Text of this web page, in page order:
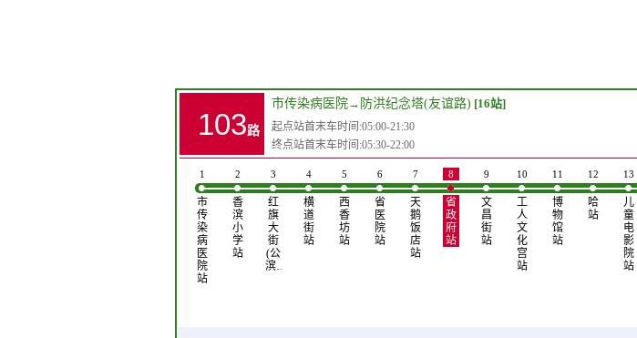
103路
市传染病医院→ 防洪纪念塔(友谊路) [16站]
起点站首末车时间:05:00-21:30
终点站首末车时间:05:30-22:00
1
市
传
染
病
医
院
站
2
香
滨
小
学
站
3
红
旗
大
街
(公
滨…
4
横
道
街
站
5
西
香
坊
站
6
省
医
院
站
7
天
鹅
饭
店
站
8
省
政
府
站
9
文
昌
街
站
10
工
人
文
化
宫
站
11
博
物
馆
站
12
哈
站
13
儿
童
电
影
院
站